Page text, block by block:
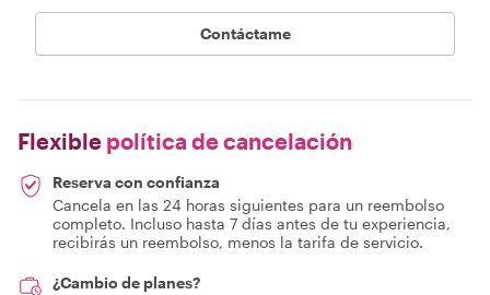
Contáctame
Flexible política de cancelación
Reserva con confianza
Cancela en las 24 horas siguientes para un reembolso
completo. Incluso hasta 7 días antes de tu experiencia,
recibirás un reembolso, menos la tarifa de servicio.
¿Cambio de planes?